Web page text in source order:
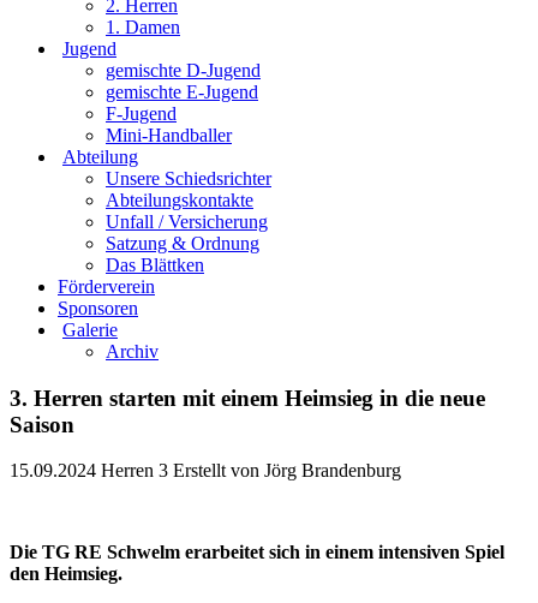
2. Herren
1. Damen
Jugend
gemischte D-Jugend
gemischte E-Jugend
F-Jugend
Mini-Handballer
Abteilung
Unsere Schiedsrichter
Abteilungskontakte
Unfall / Versicherung
Satzung & Ordnung
Das Blättken
Förderverein
Sponsoren
Galerie
Archiv
3. Herren starten mit einem Heimsieg in die neue
Saison
15.09.2024 Herren 3 Erstellt von Jörg Brandenburg
Die TG RE Schwelm erarbeitet sich in einem intensiven Spiel
den Heimsieg.